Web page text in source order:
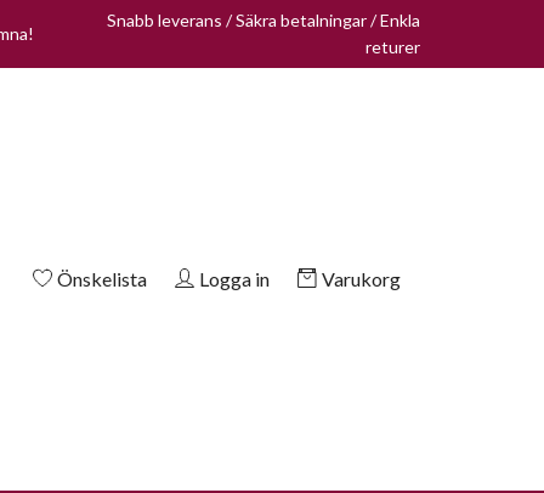
Snabb leverans / Säkra betalningar / Enkla
returer
Önskelista Logga in Varukorg